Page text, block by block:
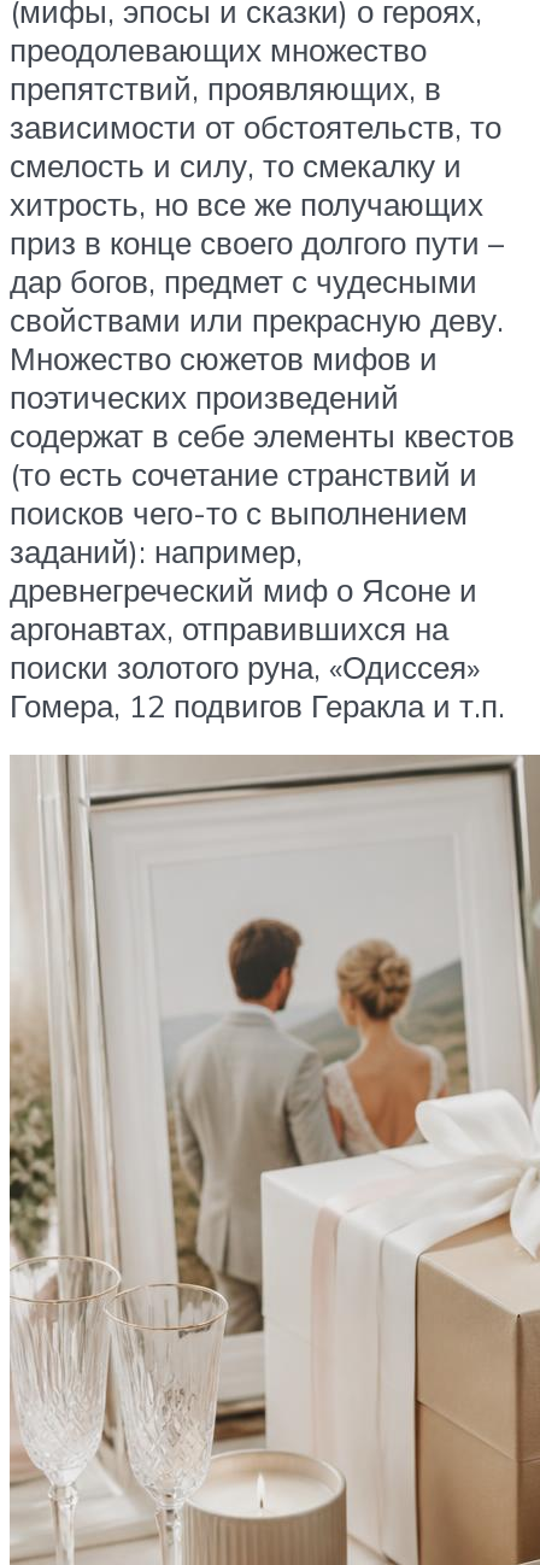
(мифы, эпосы и сказки) о героях,
преодолевающих множество
препятствий, проявляющих, в
зависимости от обстоятельств, то
смелость и силу, то смекалку и
хитрость, но все же получающих
приз в конце своего долгого пути –
дар богов, предмет с чудесными
свойствами или прекрасную деву.
Множество сюжетов мифов и
поэтических произведений
содержат в себе элементы квестов
(то есть сочетание странствий и
поисков чего-то с выполнением
заданий): например,
древнегреческий миф о Ясоне и
аргонавтах, отправившихся на
поиски золотого руна, «Одиссея»
Гомера, 12 подвигов Геракла и т.п.